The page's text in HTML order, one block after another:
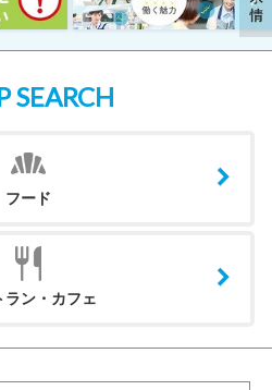
SEARCH
フード
ラン・カフェ